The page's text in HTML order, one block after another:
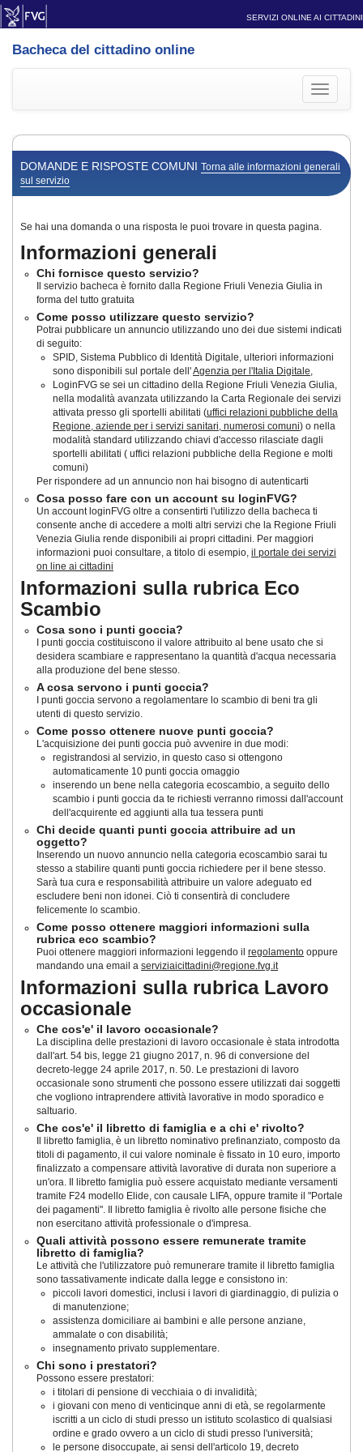
SERVIZI ONLINE AI CITTADINI
Bacheca del cittadino online
Toggle
DOMANDE E RISPOSTE COMUNI Torna alle informazioni generali
sul servizio
Se hai una domanda o una risposta le puoi trovare in questa pagina.
Informazioni generali
Chi fornisce questo servizio?
Il servizio bacheca è fornito dalla Regione Friuli Venezia Giulia in
forma del tutto gratuita
Come posso utilizzare questo servizio?
Potrai pubblicare un annuncio utilizzando uno dei due sistemi indicati
di seguito:
SPID, Sistema Pubblico di Identità Digitale, ulteriori informazioni
sono disponibili sul portale dell'Agenzia per l'Italia Digitale,
LoginFVG se sei un cittadino della Regione Friuli Venezia Giulia,
nella modalità avanzata utilizzando la Carta Regionale dei servizi
attivata presso gli sportelli abilitati (uffici relazioni pubbliche della
Regione, aziende per i servizi sanitari, numerosi comuni) o nella
modalità standard utilizzando chiavi d'accesso rilasciate dagli
sportelli abilitati ( uffici relazioni pubbliche della Regione e molti
comuni)
Per rispondere ad un annuncio non hai bisogno di autenticarti
Cosa posso fare con un account su loginFVG?
Un account loginFVG oltre a consentirti l'utilizzo della bacheca ti
consente anche di accedere a molti altri servizi che la Regione Friuli
Venezia Giulia rende disponibili ai propri cittadini. Per maggiori
informazioni puoi consultare, a titolo di esempio, il portale dei servizi
on line ai cittadini
Informazioni sulla rubrica Eco
Scambio
Cosa sono i punti goccia?
I punti goccia costituiscono il valore attribuito al bene usato che si
desidera scambiare e rappresentano la quantità d'acqua necessaria
alla produzione del bene stesso.
A cosa servono i punti goccia?
I punti goccia servono a regolamentare lo scambio di beni tra gli
utenti di questo servizio.
Come posso ottenere nuove punti goccia?
L'acquisizione dei punti goccia può avvenire in due modi:
registrandosi al servizio, in questo caso si ottengono
automaticamente 10 punti goccia omaggio
inserendo un bene nella categoria ecoscambio, a seguito dello
scambio i punti goccia da te richiesti verranno rimossi dall'account
dell'acquirente ed aggiunti alla tua tessera punti
Chi decide quanti punti goccia attribuire ad un
oggetto?
Inserendo un nuovo annuncio nella categoria ecoscambio sarai tu
stesso a stabilire quanti punti goccia richiedere per il bene stesso.
Sarà tua cura e responsabilità attribuire un valore adeguato ed
escludere beni non idonei. Ciò ti consentirà di concludere
felicemente lo scambio.
Come posso ottenere maggiori informazioni sulla
rubrica eco scambio?
Puoi ottenere maggiori informazioni leggendo il regolamento oppure
mandando una email a serviziaicittadini@regione.fvg.it
Informazioni sulla rubrica Lavoro
occasionale
Che cos'e' il lavoro occasionale?
La disciplina delle prestazioni di lavoro occasionale è stata introdotta
dall'art. 54 bis, legge 21 giugno 2017, n. 96 di conversione del
decreto-legge 24 aprile 2017, n. 50. Le prestazioni di lavoro
occasionale sono strumenti che possono essere utilizzati dai soggetti
che vogliono intraprendere attività lavorative in modo sporadico e
saltuario.
Che cos'e' il libretto di famiglia e a chi e' rivolto?
Il libretto famiglia, è un libretto nominativo prefinanziato, composto da
titoli di pagamento, il cui valore nominale è fissato in 10 euro, importo
finalizzato a compensare attività lavorative di durata non superiore a
un'ora. Il libretto famiglia può essere acquistato mediante versamenti
tramite F24 modello Elide, con causale LIFA, oppure tramite il "Portale
dei pagamenti". Il libretto famiglia è rivolto alle persone fisiche che
non esercitano attività professionale o d'impresa.
Quali attività possono essere remunerate tramite
libretto di famiglia?
Le attività che l'utilizzatore può remunerare tramite il libretto famiglia
sono tassativamente indicate dalla legge e consistono in:
piccoli lavori domestici, inclusi i lavori di giardinaggio, di pulizia o
di manutenzione;
assistenza domiciliare ai bambini e alle persone anziane,
ammalate o con disabilità;
insegnamento privato supplementare.
Chi sono i prestatori?
Possono essere prestatori:
i titolari di pensione di vecchiaia o di invalidità;
i giovani con meno di venticinque anni di età, se regolarmente
iscritti a un ciclo di studi presso un istituto scolastico di qualsiasi
ordine e grado ovvero a un ciclo di studi presso l'università;
le persone disoccupate, ai sensi dell'articolo 19, decreto